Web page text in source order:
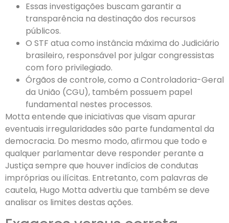
Essas investigações buscam garantir a
transparência na destinação dos recursos
públicos.
O STF atua como instância máxima do Judiciário
brasileiro, responsável por julgar congressistas
com foro privilegiado.
Órgãos de controle, como a Controladoria-Geral
da União (CGU), também possuem papel
fundamental nestes processos.
Motta entende que iniciativas que visam apurar
eventuais irregularidades são parte fundamental da
democracia. Do mesmo modo, afirmou que todo e
qualquer parlamentar deve responder perante a
Justiça sempre que houver indícios de condutas
impróprias ou ilícitas. Entretanto, com palavras de
cautela, Hugo Motta advertiu que também se deve
analisar os limites destas ações.